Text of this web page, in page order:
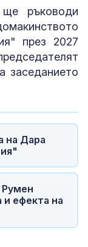
ръководи
през 2027
заседанието
на Дара
Румен
и ефекта на